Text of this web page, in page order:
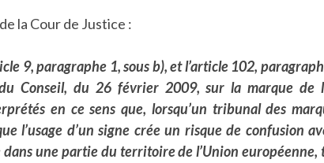
la Cour de Justice :
9, paragraphe 1, sous b), et l’article 102,
Conseil, du 26 février 2009, sur la marque de
en ce sens que, lorsqu’un tribunal des
l’usage d’un signe crée un risque de confusion
dans une partie du territoire de l’Union européenne,